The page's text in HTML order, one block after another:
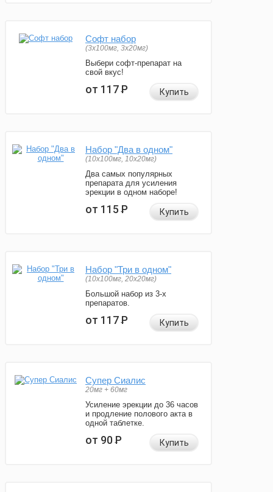
Софт набор
(3x100мг, 3x20мг)
Выбери софт-препарат на
свой вкус!
от 117Р Купить
Набор "Два в одном"
(10x100мг, 10x20мг)
Два самых популярных
препарата для усиления
эрекции в одном наборе!
от 115Р Купить
Набор "Три в одном"
(10x100мг, 20x20мг)
Большой набор из 3-х
препаратов.
от 117Р Купить
Супер Сиалис
20мг + 60мг
Усиление эрекции до 36 часов
и продление полового акта в
одной таблетке.
от 90Р Купить